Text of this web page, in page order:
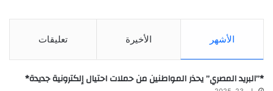
الأشهر الأخيرة تعليقات
*”البريد المصري” يحذر المواطنين من حملات احتيال إلكترونية جديدة*